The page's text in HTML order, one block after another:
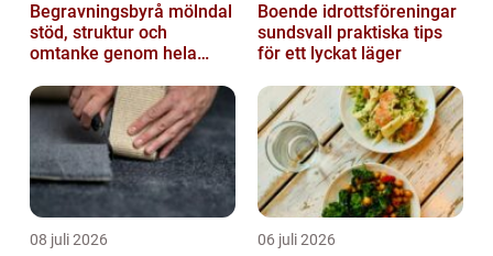
Begravningsbyrå mölndal
stöd, struktur och
omtanke genom hela
Boende idrottsföreningar
sundsvall praktiska tips
för ett lyckat läger
08 juli 2026 06 juli 2026